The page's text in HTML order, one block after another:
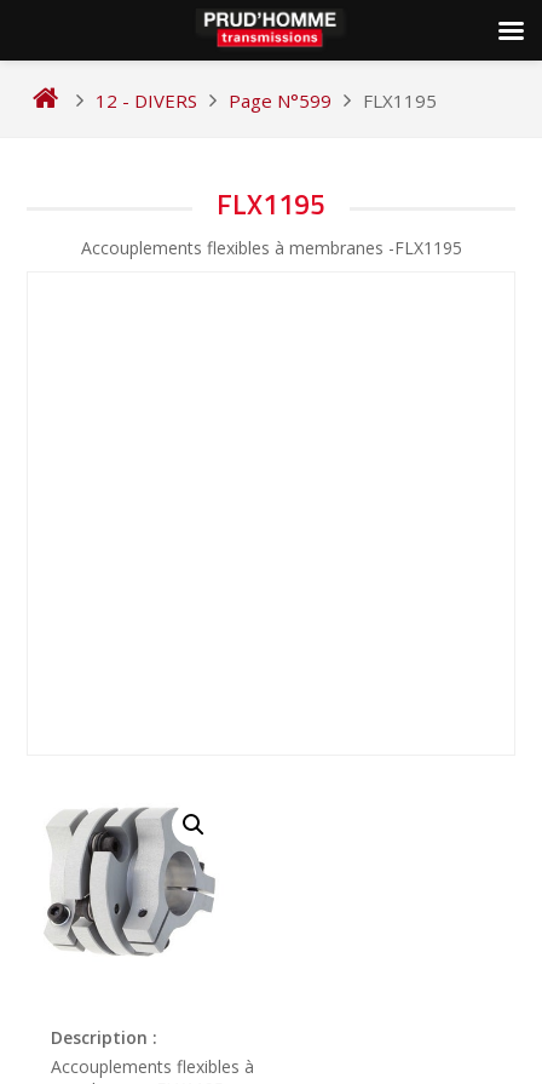
12 - DIVERS Page N°599 FLX1195
FLX1195
Accouplements flexibles à membranes -FLX1195
Description :
Accouplements flexibles à